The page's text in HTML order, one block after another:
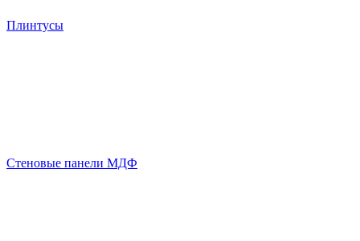
Плинтусы
Стеновые панели МДФ